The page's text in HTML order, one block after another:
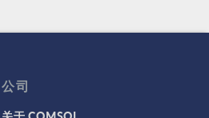
公司